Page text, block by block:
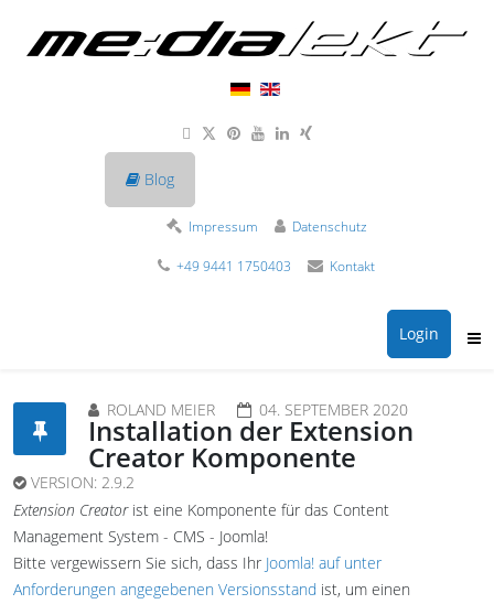
Blog
Impressum Datenschutz
+49 9441 1750403 Kontakt
Login
ROLAND MEIER 04. SEPTEMBER 2020
Installation der Extension
Creator Komponente
VERSION: 2.9.2
Extension Creatorist eine Komponente für das Content
Management System - CMS - Joomla!
Bitte vergewissern Sie sich, dass Ihr Joomla! auf unter
Anforderungen angegebenen Versionsstand ist, um einen